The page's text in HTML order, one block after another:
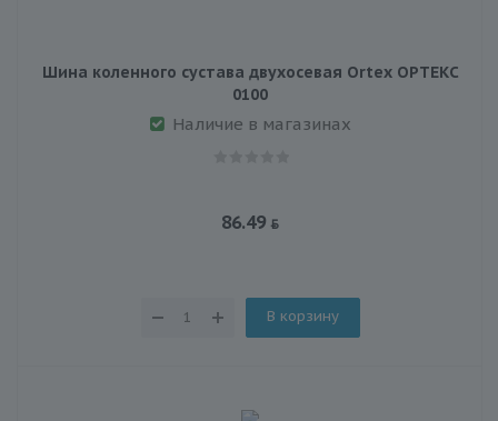
Шина коленного сустава двухосевая Ortex ОРТЕКС
0100
Наличие в магазинах
86.49
В корзину